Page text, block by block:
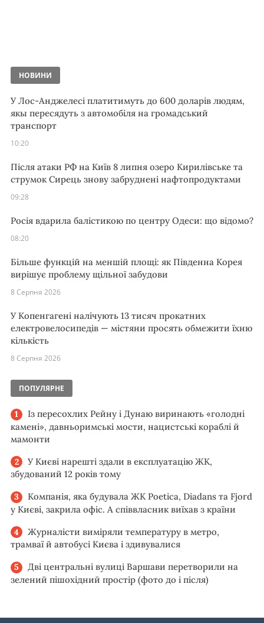
НОВИНИ
У Лос-Анджелесі платитимуть до 600 доларів людям,
якы пересядуть з автомобіля на громадський
транспорт
10:20
Після атаки РФ на Київ 8 липня озеро Кирилівське та
струмок Сирець знову забруднені нафтопродуктами
09:28
Росія вдарила балістикою по центру Одеси: що відомо?
08:20
Більше функцій на меншій площі: як Південна Корея
вирішує проблему щільної забудови
8 Серпня 2026
У Копенгагені налічують 13 тисяч прокатних
електровелосипедів — містяни просять обмежити їхню
кількість
8 Серпня 2026
ПОПУЛЯРНЕ
Із пересохлих Рейну і Дунаю виринають «голодні
камені», давньоримські мости, нацистські кораблі й
мамонти
У Києві нарешті здали в експлуатацію ЖК,
збудований 12 років тому
Компанія, яка будувала ЖК Poetica, Diadans та Fjord
у Києві, закрила офіс. А співвласник виїхав з країни
Журналісти виміряли температуру в метро,
трамваї й автобусі Києва і здивувалися
Дві центральні вулиці Варшави перетворили на
зелений пішохідний простір (фото до і після)